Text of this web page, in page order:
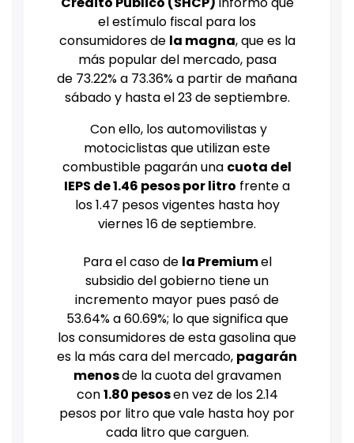
el estímulo fiscal para los
consumidores de la magna, que es la
más popular del mercado, pasa
de 73.22% a 73.36% a partir de mañana
sábado y hasta el 23 de septiembre.
Con ello, los automovilistas y
motociclistas que utilizan este
combustible pagarán una cuota del
IEPS de 1.46 pesos por litro frente a
los 1.47 pesos vigentes hasta hoy
viernes 16 de septiembre.
Para el caso de la Premiumel
subsidio del gobierno tiene un
incremento mayor pues pasó de
53.64% a 60.69%; lo que significa que
los consumidores de esta gasolina que
es la más cara del mercado, pagarán
menosde la cuota del gravamen
con1.80 pesosen vez de los 2.14
pesos por litro que vale hasta hoy por
cada litro que carguen.